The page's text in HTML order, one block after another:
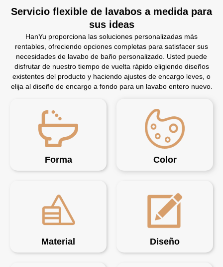
Servicio flexible de lavabos a medida para
sus ideas
HanYu proporciona las soluciones personalizadas más
rentables, ofreciendo opciones completas para satisfacer sus
necesidades de lavabo de baño personalizado. Usted puede
disfrutar de nuestro tiempo de vuelta rápido eligiendo diseños
existentes del producto y haciendo ajustes de encargo leves, o
elija al diseño de encargo a fondo para un lavabo entero nuevo.
Forma Color
Material Diseño